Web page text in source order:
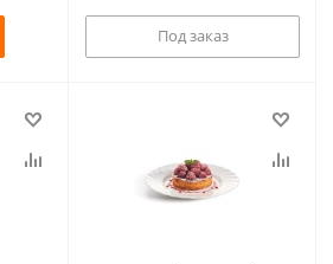
Под заказ